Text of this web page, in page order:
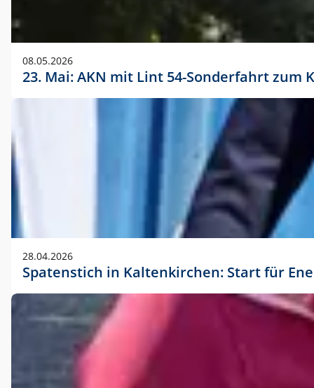
08.05.2026
23. Mai: AKN mit Lint 54-Sonderfahrt
28.04.2026
Spatenstich in Kaltenkirchen: Start für